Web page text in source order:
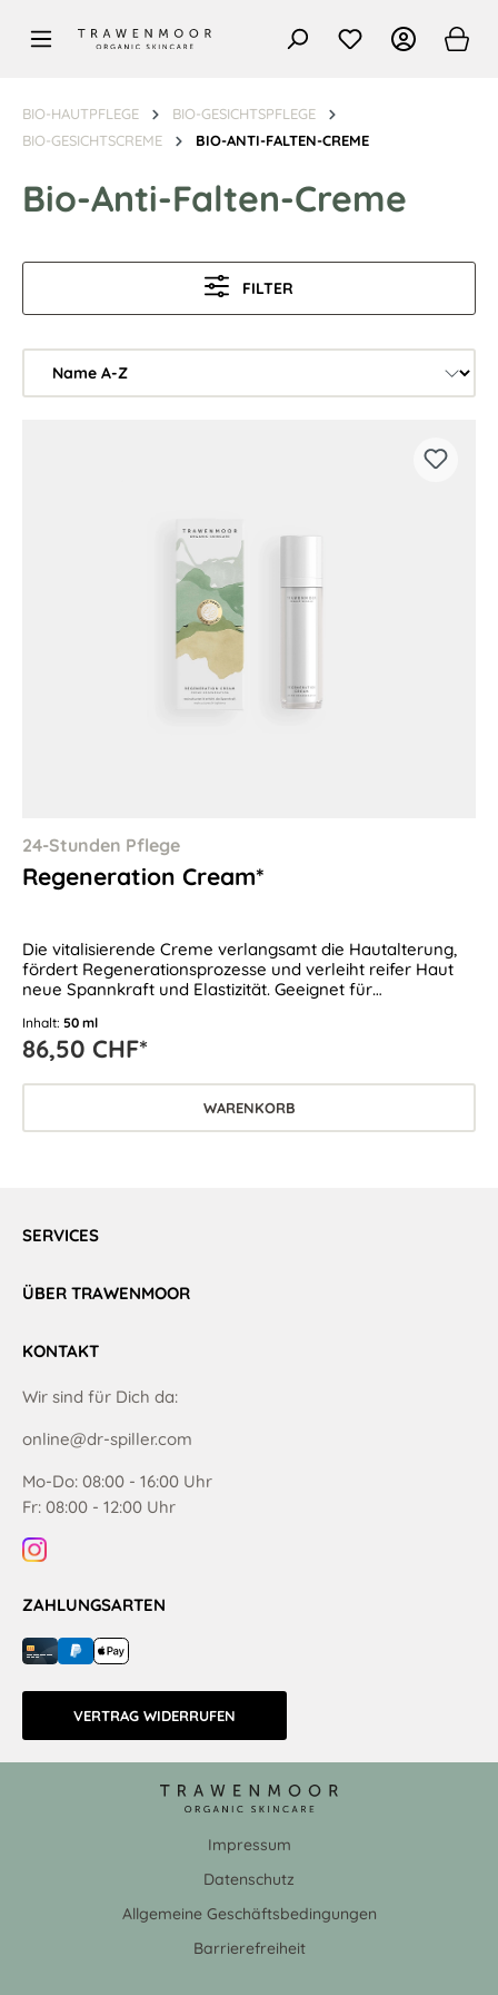
springen
BIO-HAUTPFLEGE
BIO-GESICHTSPFLEGE
BIO-GESICHTSCREME
BIO-ANTI-FALTEN-CREME
Bio-Anti-Falten-Creme
FILTER
24-Stunden Pflege
Regeneration Cream*
Die vitalisierende Creme verlangsamt die Hautalterung,
fördert Regenerationsprozesse und verleiht reifer Haut
neue Spannkraft und Elastizität. Geeignet für
Inhalt: 50 ml
86,50 CHF*
WARENKORB
SERVICES
ÜBER TRAWENMOOR
KONTAKT
Wir sind für Dich da:
online@dr-spiller.com
Mo-Do: 08:00 - 16:00 Uhr
Fr: 08:00 - 12:00 Uhr
ZAHLUNGSARTEN
VERTRAG WIDERRUFEN
Impressum
Datenschutz
Allgemeine Geschäftsbedingungen
Barrierefreiheit